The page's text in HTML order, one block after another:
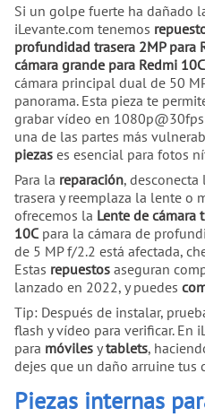
Si un golpe fuerte ha dañado
iLevante.com tenemos
profundidad trasera 2MP para
cámara grande para Redmi 10C
cámara principal dual de 50
panorama. Esta pieza te
grabar vídeo en
una de las partes más
piezas es esencial para fotos
Para la reparación,
trasera y reemplaza la lente o
ofrecemos la Lente de cámara
10C para la cámara de
de 5 MP f/2.2 está afectada,
Estas repuestos aseguran
lanzado en 2022, y puedes
Tip: Después de instalar,
flash y vídeo para verificar. En
para móviles ytablets,
dejes que un daño arruine tus
Piezas internas